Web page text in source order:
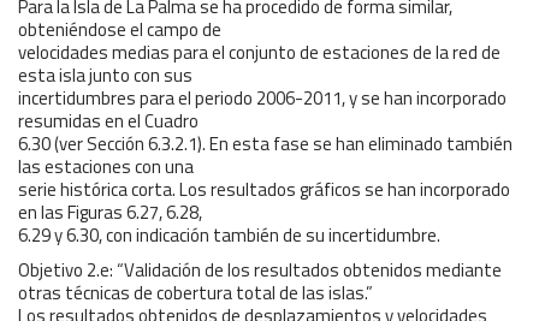
Para la Isla de La Palma se ha procedido de forma similar,
obteniéndose el campo de
velocidades medias para el conjunto de estaciones de la red de
esta isla junto con sus
incertidumbres para el periodo 2006-2011, y se han incorporado
resumidas en el Cuadro
6.30 (ver Sección 6.3.2.1). En esta fase se han eliminado también
las estaciones con una
serie histórica corta. Los resultados gráficos se han incorporado
en las Figuras 6.27, 6.28,
6.29 y 6.30, con indicación también de su incertidumbre.
Objetivo 2.e: “Validación de los resultados obtenidos mediante
otras técnicas de cobertura total de las islas.”
Los resultados obtenidos de desplazamientos y velocidades